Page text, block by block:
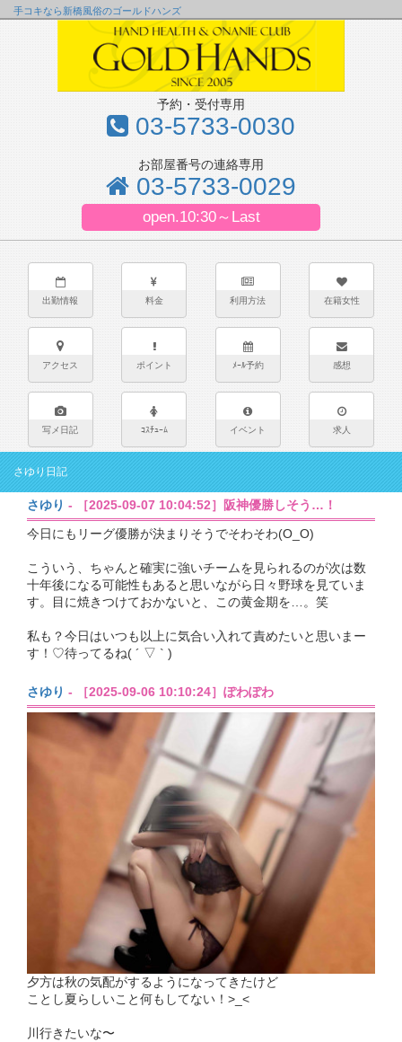
手コキなら新橋風俗のゴールドハンズ
予約・受付専用
03-5733-0030
お部屋番号の連絡専用
03-5733-0029
open.10:30～Last
出勤情報 料金 利用方法 在籍女性
アクセス ポイント ﾒｰﾙ予約 感想
写メ日記 ｺｽﾁｭｰﾑ イベント 求人
さゆり日記
さゆり - ［2025-09-07 10:04:52］阪神優勝しそう…！
今日にもリーグ優勝が決まりそうでそわそわ(O_O)
こういう、ちゃんと確実に強いチームを見られるのが次は数
十年後になる可能性もあると思いながら日々野球を見ていま
す。目に焼きつけておかないと、この黄金期を…。笑
私も？今日はいつも以上に気合い入れて責めたいと思いまー
す！♡待ってるね( ´ ▽ ` )
さゆり - ［2025-09-06 10:10:24］ぽわぽわ
夕方は秋の気配がするようになってきたけど
ことし夏らしいこと何もしてない！>_<
川行きたいな〜